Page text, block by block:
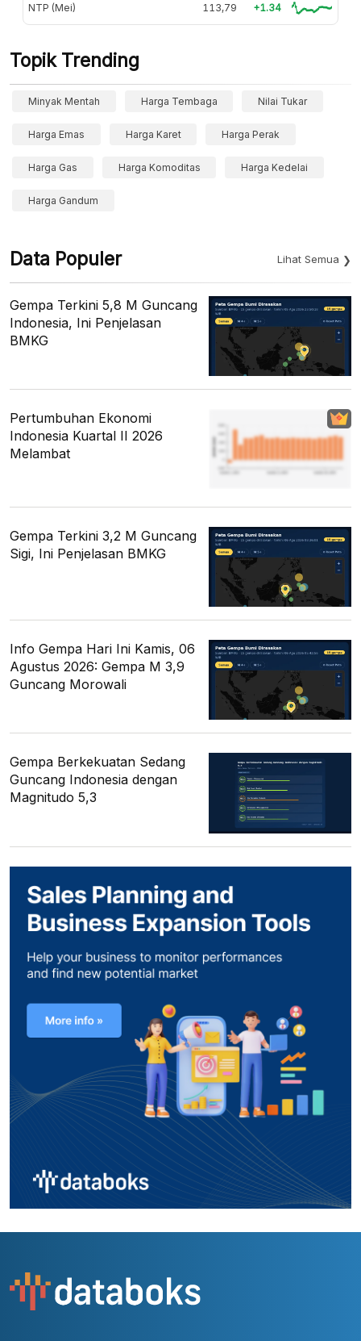
NTP (Mei) 113,79 +1.34
Topik Trending
Minyak Mentah Harga Tembaga Nilai Tukar
Harga Emas Harga Karet Harga Perak
Harga Gas Harga Komoditas Harga Kedelai
Harga Gandum
Data Populer Lihat Semua
Gempa Terkini 5,8 M Guncang
Indonesia, Ini Penjelasan
BMKG
Pertumbuhan Ekonomi
Indonesia Kuartal II 2026
Melambat
Gempa Terkini 3,2 M Guncang
Sigi, Ini Penjelasan BMKG
Info Gempa Hari Ini Kamis, 06
Agustus 2026: Gempa M 3,9
Guncang Morowali
Gempa Berkekuatan Sedang
Guncang Indonesia dengan
Magnitudo 5,3